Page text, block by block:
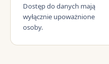
Dostęp do danych mają
wyłącznie upoważnione
osoby.